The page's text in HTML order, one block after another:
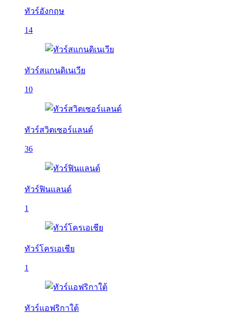
ทัวร์อังกฤษ
14
ทัวร์สแกนดิเนเวีย
10
ทัวร์สวิตเซอร์แลนด์
36
ทัวร์ฟินแลนด์
1
ทัวร์โครเอเชีย
1
ทัวร์แอฟริกาใต้